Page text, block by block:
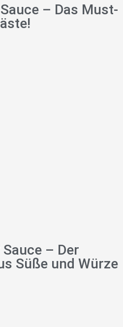
– Das Must-
– Der
Süße und Würze